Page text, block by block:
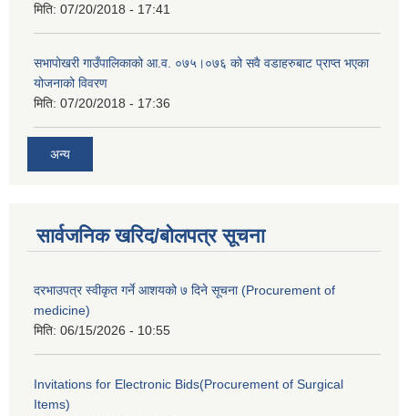
मिति: 07/20/2018 - 17:41
सभापोखरी गाउँपालिकाको आ.व. ०७५।०७६ को सवै वडाहरुबाट प्राप्त भएका
योजनाको विवरण
मिति: 07/20/2018 - 17:36
अन्य
सार्वजनिक खरिद/बोलपत्र सूचना
दरभाउपत्र स्वीकृत गर्ने आशयको ७ दिने सूचना (Procurement of
medicine)
मिति: 06/15/2026 - 10:55
Invitations for Electronic Bids(Procurement of Surgical
Items)